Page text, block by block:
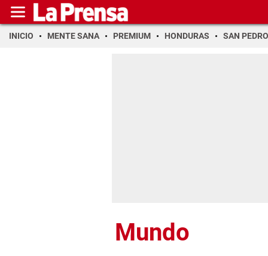
INICIO MENTE SANA PREMIUM HONDURAS SAN PEDRO
Mundo